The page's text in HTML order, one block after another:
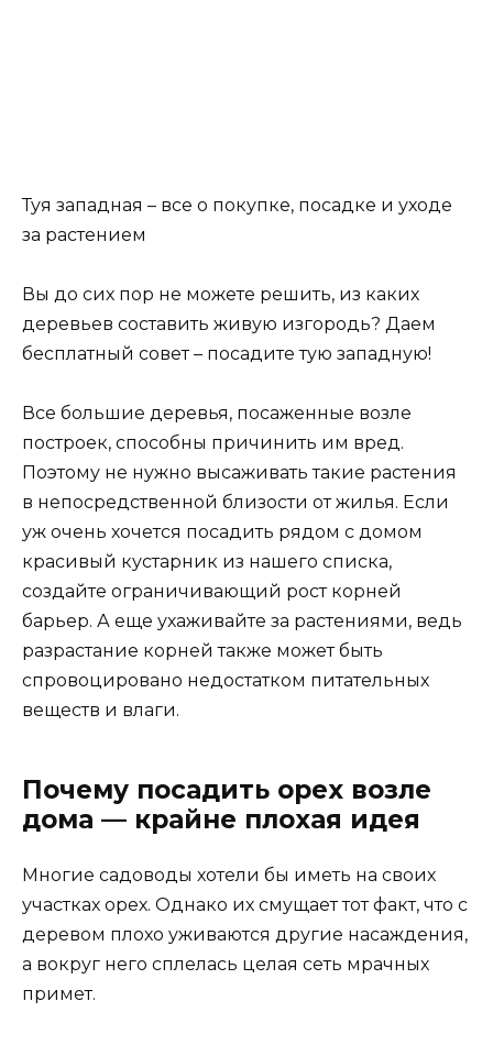
Туя западная – все о покупке, посадке и уходе
за растением
Вы до сих пор не можете решить, из каких
деревьев составить живую изгородь? Даем
бесплатный совет – посадите тую западную!
Все большие деревья, посаженные возле
построек, способны причинить им вред.
Поэтому не нужно высаживать такие растения
в непосредственной близости от жилья. Если
уж очень хочется посадить рядом с домом
красивый кустарник из нашего списка,
создайте ограничивающий рост корней
барьер. А еще ухаживайте за растениями, ведь
разрастание корней также может быть
спровоцировано недостатком питательных
веществ и влаги.
Почему посадить орех возле
дома — крайне плохая идея
Многие садоводы хотели бы иметь на своих
участках орех. Однако их смущает тот факт, что с
деревом плохо уживаются другие насаждения,
а вокруг него сплелась целая сеть мрачных
примет.